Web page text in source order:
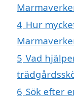
4 Hur
5 Vad
6 Sök efter